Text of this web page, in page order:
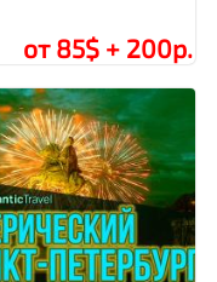
от 85$ + 200р.